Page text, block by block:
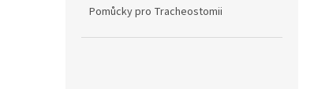
Pomůcky pro Tracheostomii